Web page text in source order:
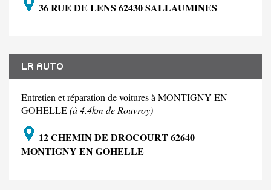
36 RUE DE LENS 62430 SALLAUMINES
LR AUTO
Entretien et réparation de voitures à MONTIGNY EN
GOHELLE(à 4.4km de Rouvroy)
12 CHEMIN DE DROCOURT 62640
MONTIGNY EN GOHELLE